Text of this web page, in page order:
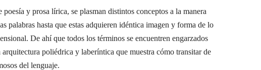
y prosa lírica, se plasman distintos conceptos a la manera
hasta que estas adquieren idéntica imagen y forma de lo
De ahí que todos los términos se encuentren engarzados
poliédrica y laberíntica que muestra cómo transitar de
del lenguaje.